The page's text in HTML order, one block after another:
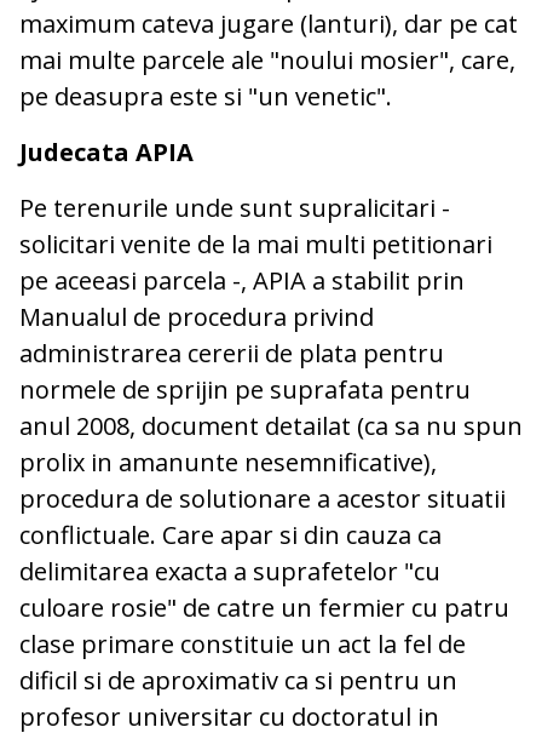
maximum cateva jugare (lanturi), dar pe cat
mai multe parcele ale "noului mosier", care,
pe deasupra este si "un venetic".
Judecata APIA
Pe terenurile unde sunt supralicitari -
solicitari venite de la mai multi petitionari
pe aceeasi parcela -, APIA a stabilit prin
Manualul de procedura privind
administrarea cererii de plata pentru
normele de sprijin pe suprafata pentru
anul 2008, document detailat (ca sa nu spun
prolix in amanunte nesemnificative),
procedura de solutionare a acestor situatii
conflictuale. Care apar si din cauza ca
delimitarea exacta a suprafetelor "cu
culoare rosie" de catre un fermier cu patru
clase primare constituie un act la fel de
dificil si de aproximativ ca si pentru un
profesor universitar cu doctoratul in